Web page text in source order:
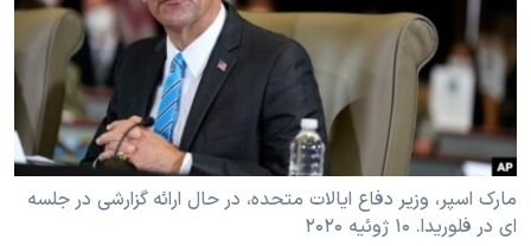
فرهنگ و زندگی
حقوق شهروندی
اقتصادی
علم و فناوری
اسرائیل در جنگ
گالری عکس
مستندها
انتخابات ریاست جمهوری آمریکا ۲۰۲۴
حمله جمهوری اسلامی به اسرائیل
رمز مهسا
ورزش زنان در ایران
اعتراضات زن، زندگی، آزادی
دنبال کنید
زبانهای مختلف
مارک اسپر، وزیر دفاع ایالات متحده، در حال ارائه گزارشی در جلسه
ای در فلوریدا. ۱۰ ژوئیه ۲۰۲۰